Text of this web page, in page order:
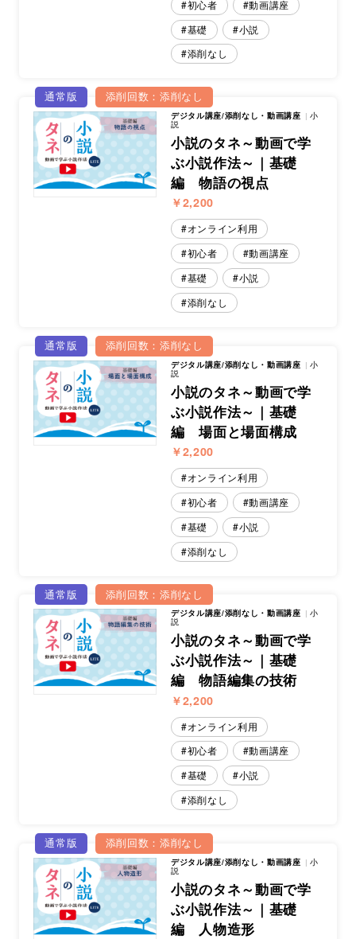
初心者
動画講座
基礎
小説
添削なし
通常版 添削回数：添削なし
デジタル講座/添削なし・動画講座 小
説
小説のタネ～動画で学
ぶ小説作法～｜基礎
編 物語の視点
￥2,200
オンライン利用
初心者
動画講座
基礎
小説
添削なし
通常版 添削回数：添削なし
デジタル講座/添削なし・動画講座 小
説
小説のタネ～動画で学
ぶ小説作法～｜基礎
編 場面と場面構成
￥2,200
オンライン利用
初心者
動画講座
基礎
小説
添削なし
通常版 添削回数：添削なし
デジタル講座/添削なし・動画講座 小
説
小説のタネ～動画で学
ぶ小説作法～｜基礎
編 物語編集の技術
￥2,200
オンライン利用
初心者
動画講座
基礎
小説
添削なし
通常版 添削回数：添削なし
デジタル講座/添削なし・動画講座 小
説
小説のタネ～動画で学
ぶ小説作法～｜基礎
編 人物造形